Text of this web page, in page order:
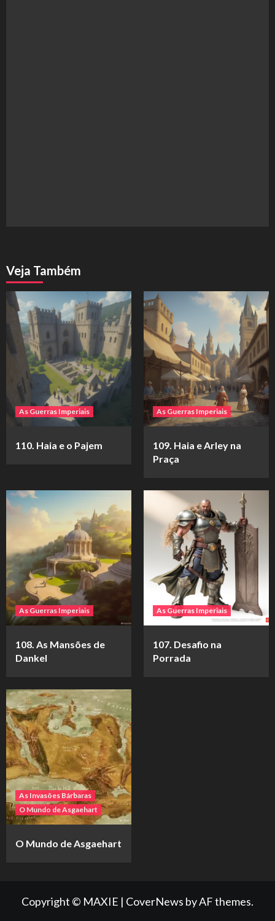
Veja Também
As Guerras Imperiais
110. Haia e o Pajem
As Guerras Imperiais
109. Haia e Arley na
Praça
As Guerras Imperiais
108. As Mansões de
Dankel
As Guerras Imperiais
107. Desafio na
Porrada
As Invasões Bárbaras
O Mundo de Asgaehart
O Mundo de Asgaehart
Copyright © MAXIE | CoverNews by AF themes.